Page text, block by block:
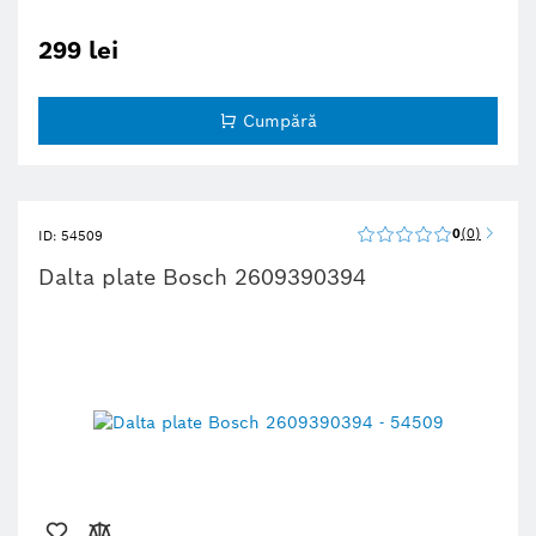
299 lei
Cumpără
ID: 54509 0 0
Dalta plate Bosch 2609390394